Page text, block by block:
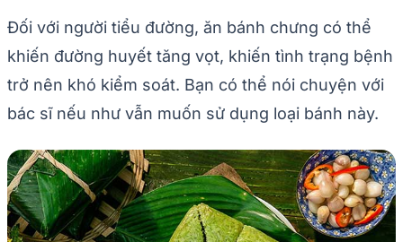
Đối với người tiểu đường, ăn bánh chưng có thể
khiến đường huyết tăng vọt, khiến tình trạng bệnh
trở nên khó kiểm soát. Bạn có thể nói chuyện với
bác sĩ nếu như vẫn muốn sử dụng loại bánh này.